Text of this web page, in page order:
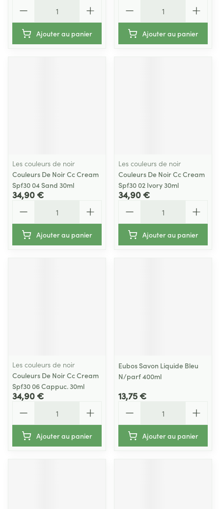
Ajouter au panier Ajouter au panier
Les couleurs de noir
Couleurs De Noir Cc Cream
Spf30 04 Sand 30ml
34,90 €
Ajouter au panier
Les couleurs de noir
Couleurs De Noir Cc Cream
Spf30 02 Ivory 30ml
34,90 €
Ajouter au panier
Les couleurs de noir
Couleurs De Noir Cc Cream
Spf30 06 Cappuc. 30ml
34,90 €
Ajouter au panier
Eubos Savon Liquide Bleu
N/parf 400ml
13,75 €
Ajouter au panier